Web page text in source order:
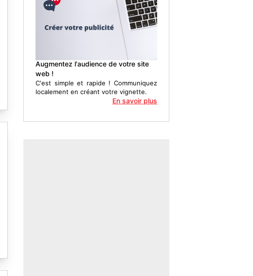
Augmentez l'audience de votre site
web !
C'est simple et rapide ! Communiquez
localement en créant votre vignette.
En savoir plus